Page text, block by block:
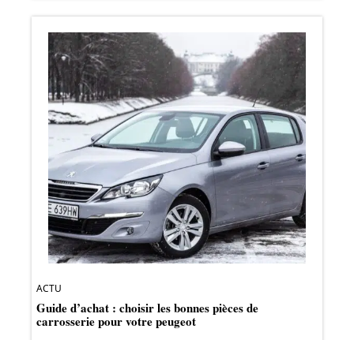
ACTU
Guide d’achat : choisir les bonnes pièces de
carrosserie pour votre peugeot